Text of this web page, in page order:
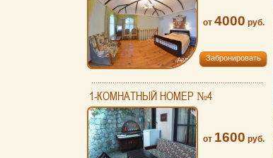
от 4000 руб.
Забронировать
1-КОМНАТНЫЙ НОМЕР №4
от 1600 руб.